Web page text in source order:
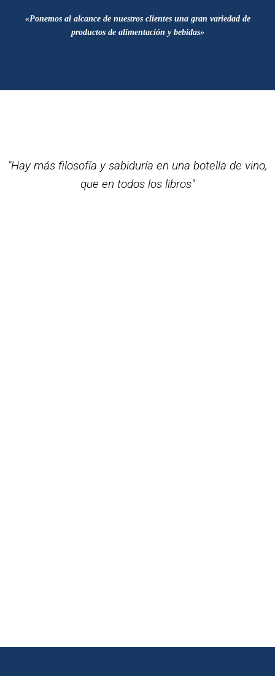
«Ponemos al alcance de nuestros clientes una gran variedad de
productos de alimentación y bebidas»
"Hay más filosofía y sabiduría en una botella de vino,
que en todos los libros"